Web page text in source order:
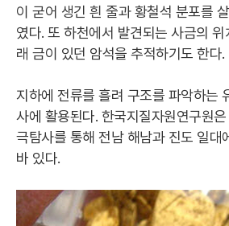
이 굳어 생긴 흰 줄과 황철석 분포를
였다. 또 하천에서 발견되는 사금의
래 금이 있던 암석을 추적하기도 한다.
지하에 전류를 흘려 구조를 파악하는
사에 활용된다. 한국지질자원연구원
극탐사를 통해 전남 해남과 진도 일대
바 있다.